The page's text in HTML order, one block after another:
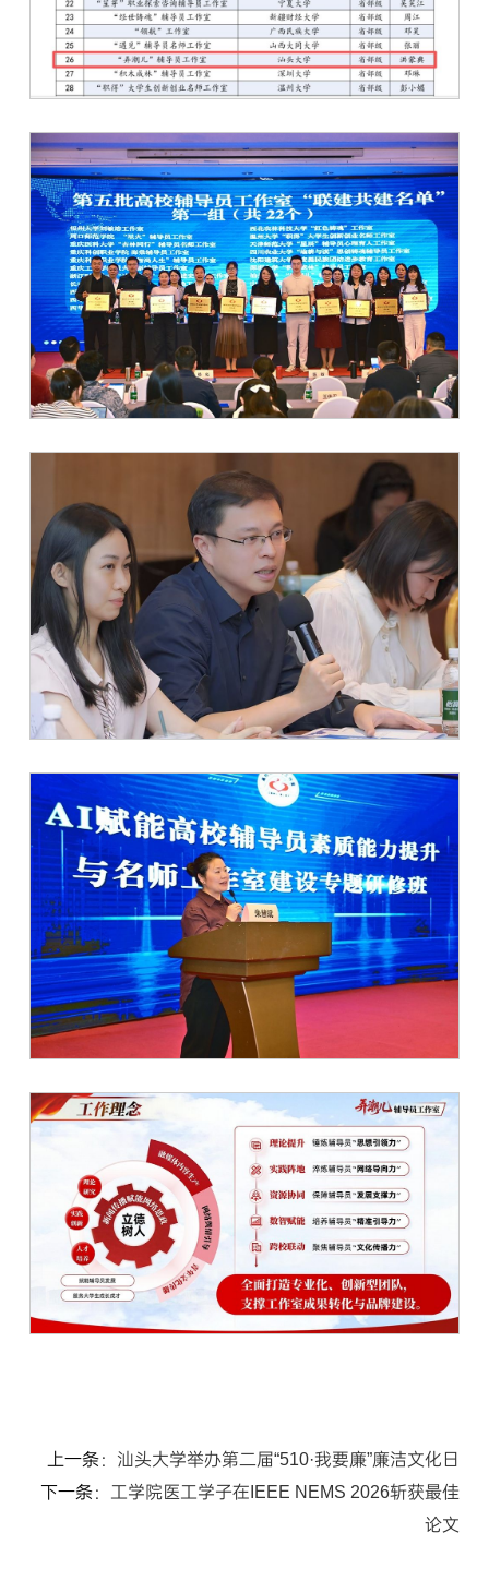
上一条： 汕头大学举办第二届“510·我要廉”廉洁文化日
下一条： 工学院医工学子在IEEE NEMS 2026斩获最佳
论文